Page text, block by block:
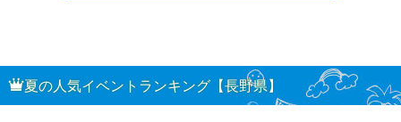
夏の人気イベントランキング【長野県】